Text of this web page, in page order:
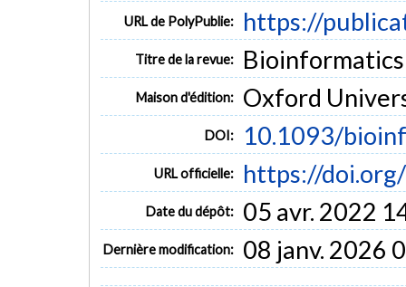
URL de PolyPublie: https://
Titre de la revue: Bioinformatics
Maison d'édition: Oxford
DOI: 10.1093/
URL officielle: https://
Date du dépôt: 05 avr. 2022
Dernière modification: 08 janv. 2026